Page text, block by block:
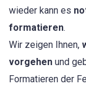
wieder kann es
formatieren.
Wir zeigen Ihnen,
vorgehen und
Formatieren der